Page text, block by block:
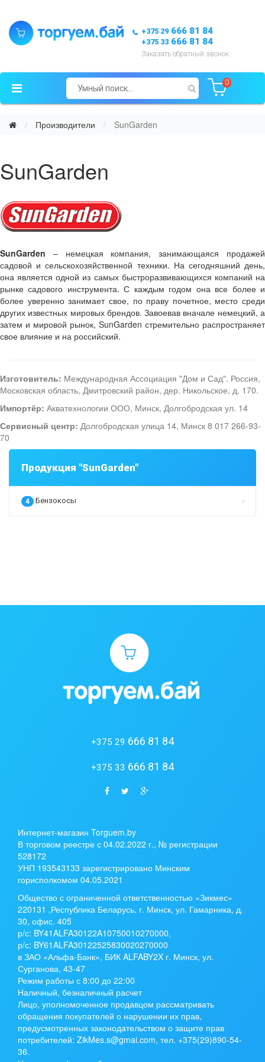
+375 29 666 81 84
+375 33 666 81 84
Заказать обратный звонок
0
Производители SunGarden
SunGarden
SunGarden – немецкая компания, занимающаяся продажей
садовой и сельскохозяйственной техники. На сегодняшний день,
она является одной из самых быстроразвивающихся компаний на
рынке садового инструмента. С каждым годом она все более и
более уверенно занимает свое, по праву почетное, место среди
других известных мировых брендов. Завоевав вначале немецкий, а
затем и мировой рынок, SunGarden стремительно распространяет
свое влияние и на российский.
Изготовитель: Международная Ассоциация "Дом и Сад". Россия,
Московская область, Дмитровский район, дер. Никольское, д. 170.
Импортёр: Акватехнологии ООО, Минск, Долгобродская ул. 14
Сервисный центр: Долгобродская улица 14, Минск 8 017 266-93-
70
Продукция "SunGarden"
4 Бензокосы
+375 29 666 81 84
+375 33 666 81 84
Интернет-магазин Torguem.by
В торговом реестре с 04.02.2022 г., № регистрации
528172
УНП 193543133 зарегистрировано Минским
горисполкомом 04.05.2021
Общество с ограниченной ответственностью «Зикмес»
220131 ,Республика Беларусь, г. Минск, ул. Гамарника, д.
30, офис. 405
р/с: BY41ALFA30122A10750010270000,
р/с: BY61ALFA30122525830020270000
в ЗАО «Альфа-Банк», БИК ALFABY2X г. Минск, ул.
Сурганова, 43-47
Режим работы с 8:00 до 22:00
Наличный, безналичный расчет
Лицо, уполномоченное продавцом рассматривать
обращения покупателей о нарушении их прав,
предусмотренных законодательством о защите прав
потребителей: ZikMes.s@gmai.com, тел. +375(29)890-54-
36.